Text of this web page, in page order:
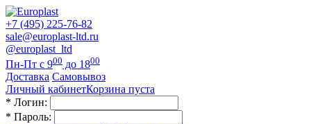
+7 (495) 225-76-82
sale@europlast-ltd.ru
@europlast_ltd
Пн-Пт с 900 до 1800
Доставка Самовывоз
Личный кабинетКорзина пуста
* Логин:
* Пароль: